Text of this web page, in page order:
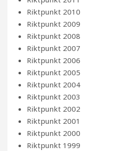
Riktpunkt 2010
Riktpunkt 2009
Riktpunkt 2008
Riktpunkt 2007
Riktpunkt 2006
Riktpunkt 2005
Riktpunkt 2004
Riktpunkt 2003
Riktpunkt 2002
Riktpunkt 2001
Riktpunkt 2000
Riktpunkt 1999